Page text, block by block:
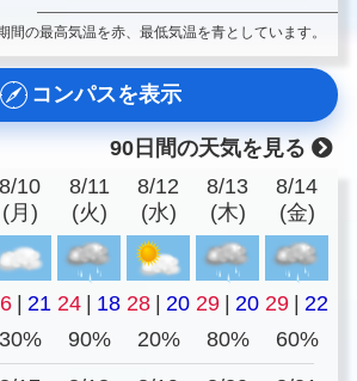
の最高気温を赤、最低気温を青としています。
コンパスを表示
90日間の天気を見る
8/10
(月)
8/11
(火)
8/12
(水)
8/13
(木)
8/14
(金)
| 21 24 | 18 28 | 20 29 | 20 29 | 22
30% 90% 20% 80% 60%